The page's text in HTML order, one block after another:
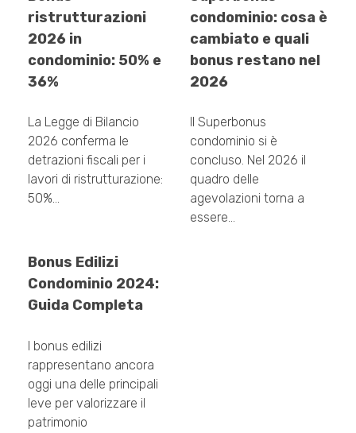
ristrutturazioni
2026 in
condominio: 50% e
36%
La Legge di Bilancio
2026 conferma le
detrazioni fiscali per i
lavori di ristrutturazione:
50%…
condominio: cosa è
cambiato e quali
bonus restano nel
2026
Il Superbonus
condominio si è
concluso. Nel 2026 il
quadro delle
agevolazioni torna a
essere…
Bonus Edilizi
Condominio 2024:
Guida Completa
I bonus edilizi
rappresentano ancora
oggi una delle principali
leve per valorizzare il
patrimonio